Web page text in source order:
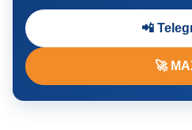
📲
🚀